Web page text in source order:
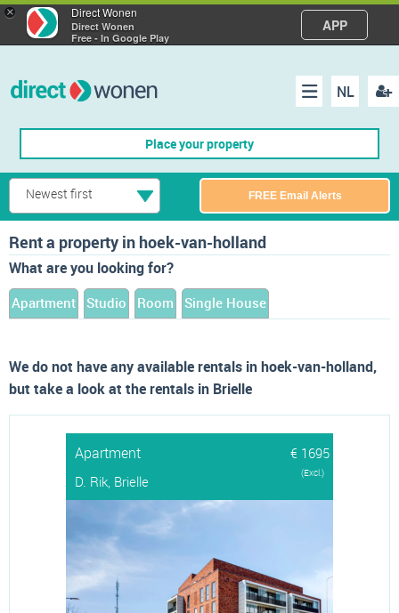
× Direct Wonen
Direct Wonen
Free - In Google Play
APP
NL
Menu
Place your property
Newest first FREE Email Alerts
Rent a property in hoek-van-holland
What are you looking for?
Apartment Studio Room Single House
We do not have any available rentals in hoek-van-holland,
but take a look at the rentals in Brielle
Apartment
€ 1695
D. Rik, Brielle
(Excl.)